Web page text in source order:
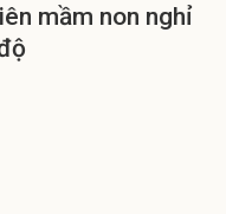
mầm non nghỉ